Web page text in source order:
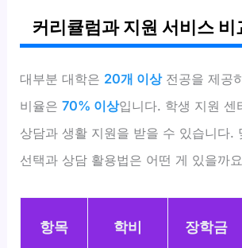
커리큘럼과 지원 서비스 비
대부분 대학은 20개 이상전공을 제공
비율은70% 이상입니다. 학생 지원 센
상담과 생활 지원을 받을 수 있습니다.
선택과 상담 활용법은 어떤 게 있을까
항목 학비 장학금